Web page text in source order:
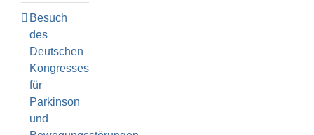
Besuch
des
Deutschen
Kongresses
für
Parkinson
und